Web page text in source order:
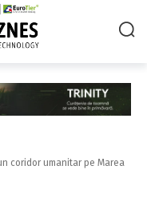
coridor umanitar pe Marea